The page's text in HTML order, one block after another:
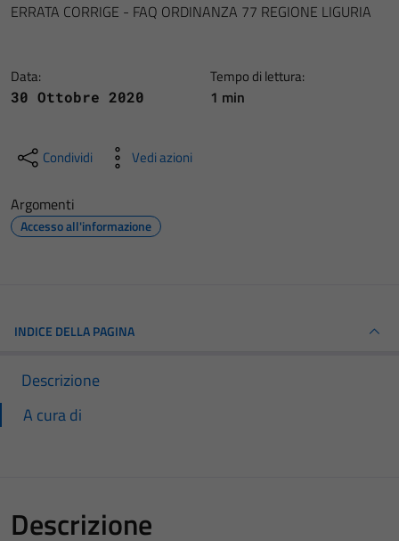
ERRATA CORRIGE - FAQ ORDINANZA 77 REGIONE LIGURIA
Data:
30 Ottobre 2020
Tempo di lettura:
1 min
Condividi Vedi azioni
Argomenti
Accesso all'informazione
INDICE DELLA PAGINA
Descrizione
A cura di
Descrizione